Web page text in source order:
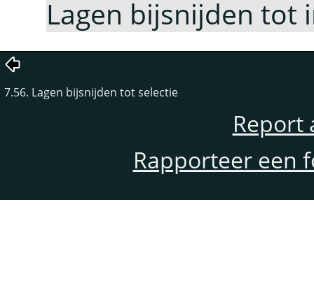
Lagen bijsnijden tot
7.56. Lagen bijsnijden tot selectie
Report
Rapporteer een